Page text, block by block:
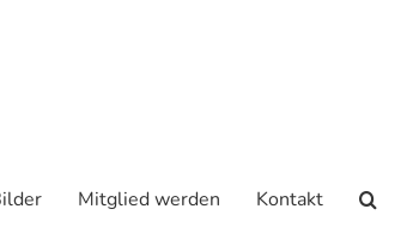
Mitglied werden Kontakt